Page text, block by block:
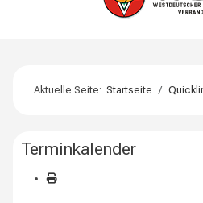
Aktuelle Seite:Startseite
Terminkalender